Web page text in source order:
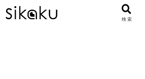
検索